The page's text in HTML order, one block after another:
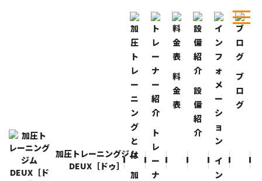
加圧トレーニングジム
DEUX［ドゥ］
加
ト
レ
ー
ナ
料
金
表
設
備
紹
介
イ
ン
ブ
ロ
グ
進化してます！
2018-2-6
先日、陸上競技のスパイクを見ていたら
かなり進化してます！